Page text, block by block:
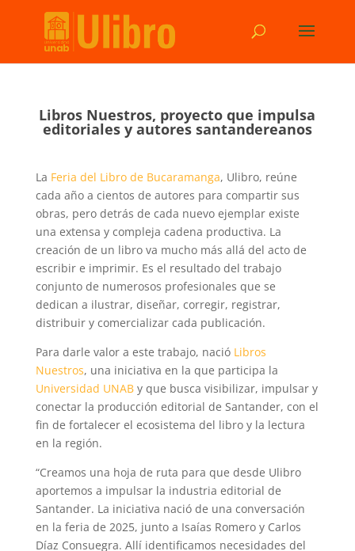
Libros Nuestros, proyecto que impulsa
editoriales y autores santandereanos
La Feria del Libro de Bucaramanga, Ulibro, reúne
cada año a cientos de autores para compartir sus
obras, pero detrás de cada nuevo ejemplar existe
una extensa y compleja cadena productiva. La
creación de un libro va mucho más allá del acto de
escribir e imprimir. Es el resultado del trabajo
conjunto de numerosos profesionales que se
dedican a ilustrar, diseñar, corregir, registrar,
distribuir y comercializar cada publicación.
Para darle valor a este trabajo, nació Libros
Nuestros, una iniciativa en la que participa la
Universidad UNABy que busca visibilizar, impulsar y
conectar la producción editorial de Santander, con el
fin de fortalecer el ecosistema del libro y la lectura
en la región.
“Creamos una hoja de ruta para que desde Ulibro
aportemos a impulsar la industria editorial de
Santander. La iniciativa nació de una conversación
en la feria de 2025, junto a Isaías Romero y Carlos
Díaz Consuegra. Allí identificamos necesidades del